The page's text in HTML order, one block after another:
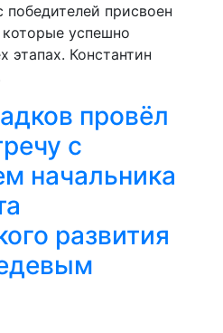
победителей присвоен
успешно
этапах. Константин
провёл
с
начальника
развития